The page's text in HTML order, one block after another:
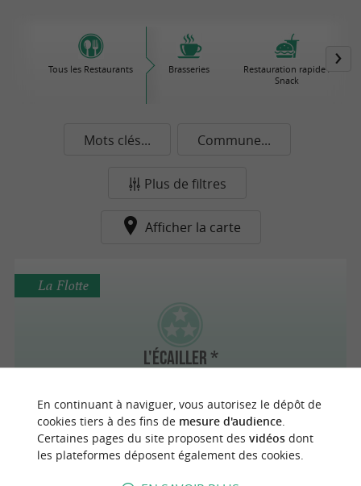
Tous les Restaurants Brasseries
Restauration rapide /
Snack
Mots clés... Commune...
Plus de filtres
Afficher la carte
L'ÉCAILLER *
La Flotte
La Rochelle
En continuant à naviguer, vous autorisez le dépôt de
cookies tiers à des fins de mesure d'audience.
Certaines pages du site proposent des vidéosdont
les plateformes déposent également des cookies.